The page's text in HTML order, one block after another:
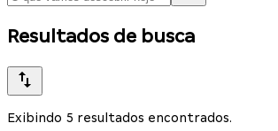
Resultados de busca
Exibindo 5 resultados encontrados.